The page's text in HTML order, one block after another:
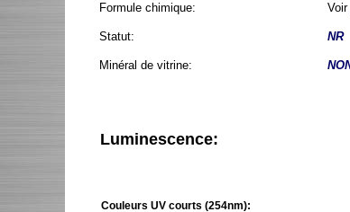
Formule chimique: Voir
Statut: NR
Minéral de vitrine:
Luminescence:
Couleurs UV courts (254nm):